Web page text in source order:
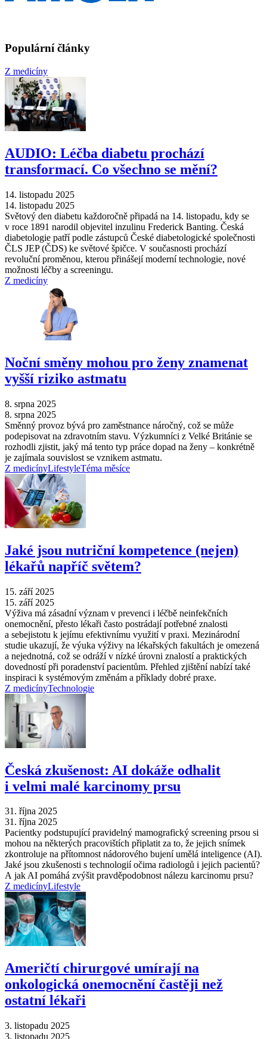
Populární články
Z medicíny
AUDIO: Léčba diabetu prochází
transformací. Co všechno se mění?
14. listopadu 2025
14. listopadu 2025
Světový den diabetu každoročně připadá na 14. listopadu, kdy se
v roce 1891 narodil objevitel inzulinu Frederick Banting. Česká
diabetologie patří podle zástupců České diabetologické společnosti
ČLS JEP (ČDS) ke světové špičce. V současnosti prochází
revoluční proměnou, kterou přinášejí moderní technologie, nové
možnosti léčby a screeningu.
Z medicíny
Noční směny mohou pro ženy znamenat
vyšší riziko astmatu
8. srpna 2025
8. srpna 2025
Směnný provoz bývá pro zaměstnance náročný, což se může
podepisovat na zdravotním stavu. Výzkumníci z Velké Británie se
rozhodli zjistit, jaký má tento typ práce dopad na ženy –⁠ konkrétně
je zajímala souvislost se vznikem astmatu.
Z medicínyLifestyleTéma měsíce
Jaké jsou nutriční kompetence (nejen)
lékařů napříč světem?
15. září 2025
15. září 2025
Výživa má zásadní význam v prevenci i léčbě neinfekčních
onemocnění, přesto lékaři často postrádají potřebné znalosti
a sebejistotu k jejímu efektivnímu využití v praxi. Mezinárodní
studie ukazují, že výuka výživy na lékařských fakultách je omezená
a nejednotná, což se odráží v nízké úrovni znalostí a praktických
dovedností při poradenství pacientům. Přehled zjištění nabízí také
inspiraci k systémovým změnám a příklady dobré praxe.
Z medicínyTechnologie
Česká zkušenost: AI dokáže odhalit
i velmi malé karcinomy prsu
31. října 2025
31. října 2025
Pacientky podstupující pravidelný mamografický screening prsou si
mohou na některých pracovištích připlatit za to, že jejich snímek
zkontroluje na přítomnost nádorového bujení umělá inteligence (AI).
Jaké jsou zkušenosti s technologií očima radiologů i jejich pacientů?
A jak AI pomáhá zvýšit pravděpodobnost nálezu karcinomu prsu?
Z medicínyLifestyle
Američtí chirurgové umírají na
onkologická onemocnění častěji než
ostatní lékaři
3. listopadu 2025
3. listopadu 2025